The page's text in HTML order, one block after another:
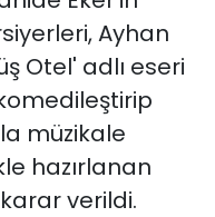
Ayhan
Otel' adlı eseri
müzikale
hazırlanan
verildi.